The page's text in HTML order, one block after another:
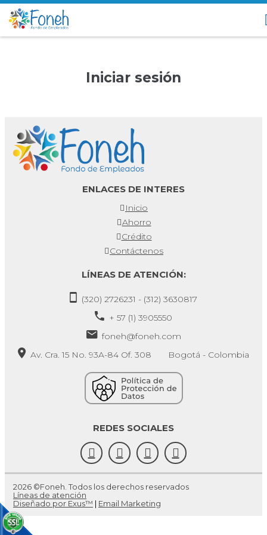
Iniciar sesión
ENLACES DE INTERES
Inicio
Ahorro
Crédito
Contáctenos
LÍNEAS DE ATENCIÓN:
(320) 2726231 - (312) 3630817
+ 57 (1) 3905550
foneh@foneh.com
Av. Cra. 15 No. 93A-84 Of. 308 Bogotá - Colombia
REDES SOCIALES
2026 ©Foneh. Todos los derechos reservados
Líneas de atención
Diseñado por Exus™ | Email Marketing